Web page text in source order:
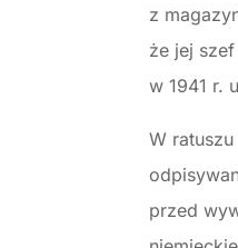
z
że jej
w 1941 r.
W
przed